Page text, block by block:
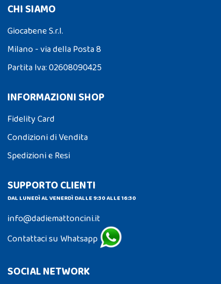
CHI SIAMO
Giocabene S.r.l.
Milano - via della Posta 8
Partita Iva: 02608090425
INFORMAZIONI SHOP
Fidelity Card
Condizioni di Vendita
Spedizioni e Resi
SUPPORTO CLIENTI
DAL LUNEDÌ AL VENERDÌ DALLE 9:30 ALLE 16:30
info@dadiemattoncini.it
Contattaci su Whatsapp
SOCIAL NETWORK